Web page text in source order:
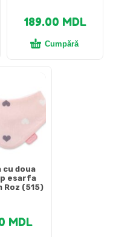
189.00 MDL
Cumpără
cu doua
esarfa
Roz (515)
MDL